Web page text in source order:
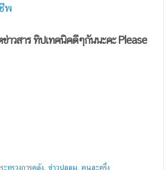
พ
าวสาร ทิปเทคนิคดีๆกันนะคะ Please
ะทรวงการคลัง, ข่าวปลอม, คนละครึ่ง